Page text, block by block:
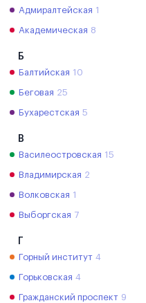
Адмиралтейская 1
Академическая 8
Б
Балтийская 10
Беговая 25
Бухарестская 5
В
Василеостровская 15
Владимирская 2
Волковская 1
Выборгская 7
Г
Горный институт 4
Горьковская 4
Гражданский проспект 9